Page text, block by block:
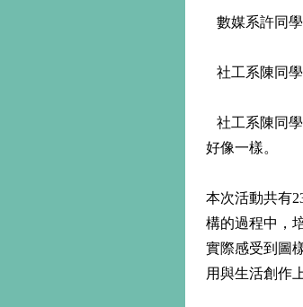
數媒系許同
社工系陳同
社工系陳同
好像一樣。
本次活動共有
構的過程中，
實際感受到圖
用與生活創作